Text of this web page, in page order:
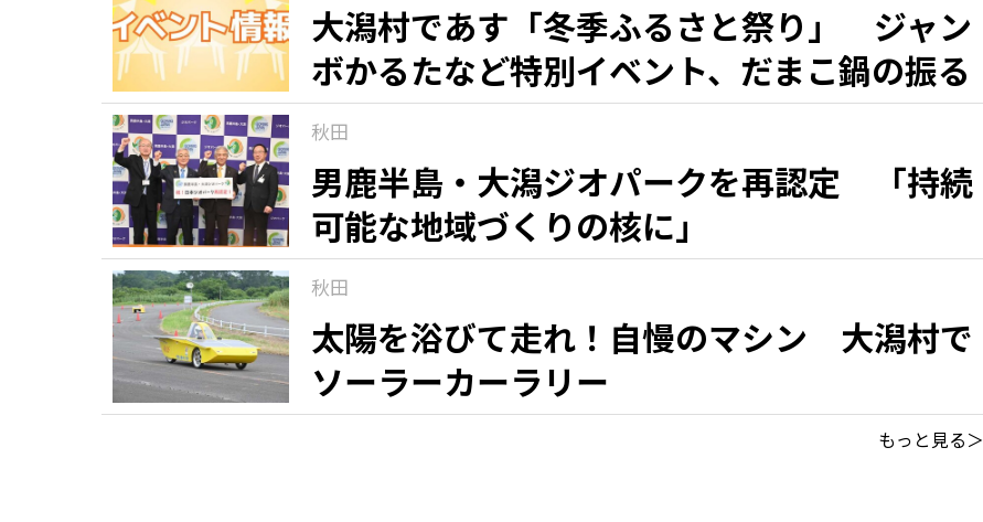
大潟村であす「冬季ふるさと祭り」 ジャン
ボかるたなど特別イベント、だまこ鍋の振る
舞いも
秋田
男鹿半島・大潟ジオパークを再認定 「持続
可能な地域づくりの核に」
秋田
太陽を浴びて走れ！自慢のマシン 大潟村で
ソーラーカーラリー
もっと見る＞